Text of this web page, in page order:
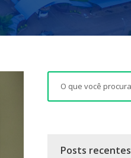
Posts recentes